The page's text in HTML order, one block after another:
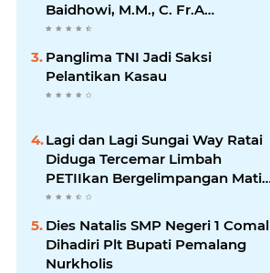
Baidhowi, M.M., C. Fr.A
Mengucapkan Selamat Idul Fitri
1445 H
Panglima TNI Jadi Saksi
Pelantikan Kasau
Lagi dan Lagi Sungai Way Ratai
Diduga Tercemar Limbah
PETIIkan Bergelimpangan Mati,
Rakyat Jadi Korban: Di Mana
Negara? Ke Mana DLH dan
Aparat Penegak Hukum?
Dies Natalis SMP Negeri 1 Comal
Dihadiri Plt Bupati Pemalang
Nurkholis